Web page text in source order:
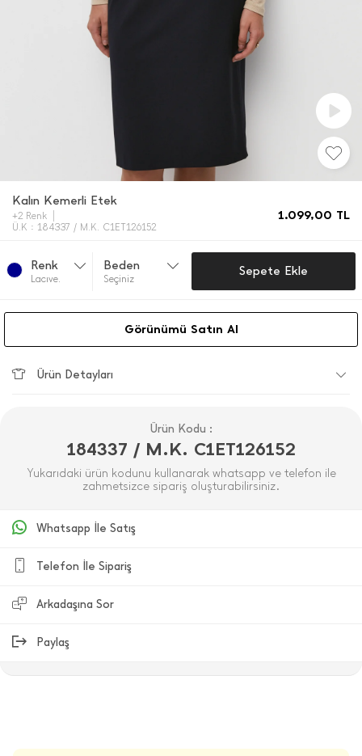
Kalın Kemerli Etek
+2 Renk
Ü.K : 184337 / M.K. C1ET126152
1.099,00 TL
Renk
Lacıve.
Beden
Seçiniz
Sepete Ekle
Görünümü Satın Al
Ürün Detayları
Ürün Kodu :
184337 / M.K. C1ET126152
Yukarıdaki ürün kodunu kullanarak whatsapp ve telefon ile
zahmetsizce sipariş oluşturabilirsiniz.
Whatsapp İle Satış
Telefon İle Sipariş
Arkadaşına Sor
Paylaş